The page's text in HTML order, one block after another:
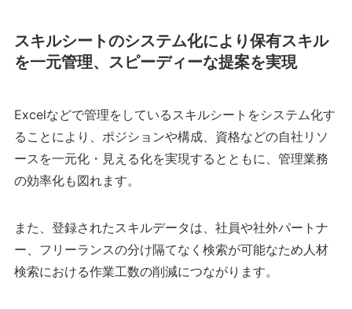
スキルシートのシステム化により保有スキル
を一元管理、スピーディーな提案を実現
Excelなどで管理をしているスキルシートをシステム化す
ることにより、ポジションや構成、資格などの自社リソ
ースを一元化・見える化を実現するとともに、管理業務
の効率化も図れます。
また、登録されたスキルデータは、社員や社外パートナ
ー、フリーランスの分け隔てなく検索が可能なため人材
検索における作業工数の削減につながります。